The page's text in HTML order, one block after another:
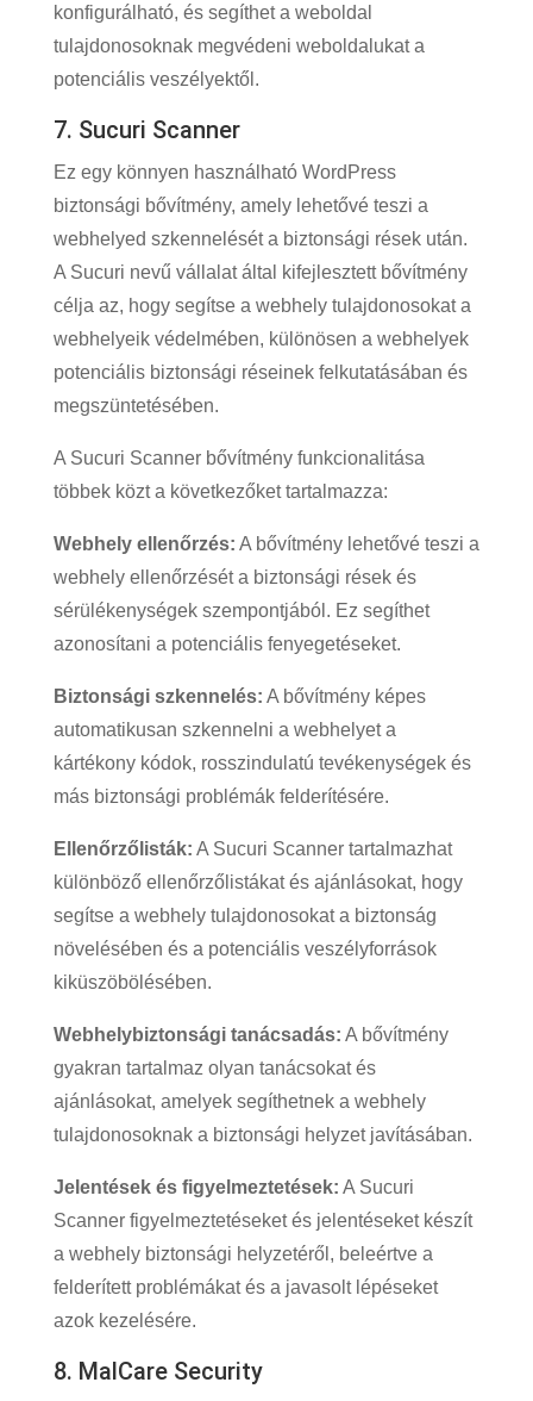
konfigurálható, és segíthet a weboldal
tulajdonosoknak megvédeni weboldalukat a
potenciális veszélyektől.
7. Sucuri Scanner
Ez egy könnyen használható WordPress
biztonsági bővítmény, amely lehetővé teszi a
webhelyed szkennelését a biztonsági rések után.
A Sucuri nevű vállalat által kifejlesztett bővítmény
célja az, hogy segítse a webhely tulajdonosokat a
webhelyeik védelmében, különösen a webhelyek
potenciális biztonsági réseinek felkutatásában és
megszüntetésében.
A Sucuri Scanner bővítmény funkcionalitása
többek közt a következőket tartalmazza:
Webhely ellenőrzés: A bővítmény lehetővé teszi a
webhely ellenőrzését a biztonsági rések és
sérülékenységek szempontjából. Ez segíthet
azonosítani a potenciális fenyegetéseket.
Biztonsági szkennelés: A bővítmény képes
automatikusan szkennelni a webhelyet a
kártékony kódok, rosszindulatú tevékenységek és
más biztonsági problémák felderítésére.
Ellenőrzőlisták: A Sucuri Scanner tartalmazhat
különböző ellenőrzőlistákat és ajánlásokat, hogy
segítse a webhely tulajdonosokat a biztonság
növelésében és a potenciális veszélyforrások
kiküszöbölésében.
Webhelybiztonsági tanácsadás: A bővítmény
gyakran tartalmaz olyan tanácsokat és
ajánlásokat, amelyek segíthetnek a webhely
tulajdonosoknak a biztonsági helyzet javításában.
Jelentések és figyelmeztetések: A Sucuri
Scanner figyelmeztetéseket és jelentéseket készít
a webhely biztonsági helyzetéről, beleértve a
felderített problémákat és a javasolt lépéseket
azok kezelésére.
8. MalCare Security